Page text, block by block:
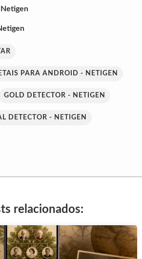
PARA ANDROID - NETIGEN
GOLD DETECTOR - NETIGEN
DETECTOR - NETIGEN
relacionados: